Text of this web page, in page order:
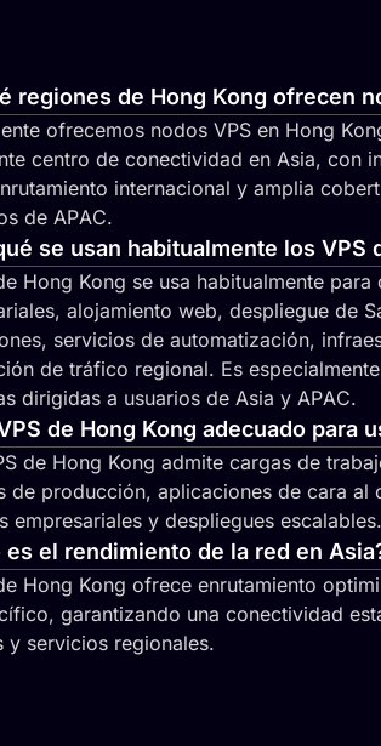
regiones de Hong Kong ofrecen
ofrecemos nodos VPS en Hong
centro de conectividad en Asia, con
internacional y amplia
de APAC.
se usan habitualmente los VPS
Hong Kong se usa habitualmente para
alojamiento web, despliegue de
servicios de automatización,
de tráfico regional. Es
dirigidas a usuarios de Asia y APAC.
de Hong Kong adecuado para
de Hong Kong admite cargas de
de producción, aplicaciones de cara al
empresariales y despliegues escalables.
es el rendimiento de la red en
Hong Kong ofrece enrutamiento
garantizando una conectividad
y servicios regionales.